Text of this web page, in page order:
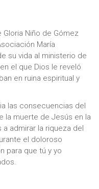
Niño de Gómez
María
su vida al ministerio de
el que Dios le reveló
en ruina espiritual y
las consecuencias del
la muerte de Jesús en la
admirar la riqueza del
el doloroso
para que tú y yo